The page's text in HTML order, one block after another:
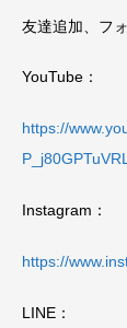
友達追加、フ
YouTube：
https://
Instagram：
https://
LINE：